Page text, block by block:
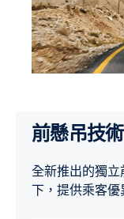
前懸吊技術
全新推出的獨立
下，提供乘客優